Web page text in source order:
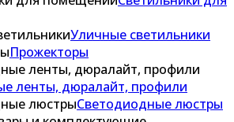
Уличные светильники
Прожекторы
ленты, дюралайт, профили
Светодиодные люстры